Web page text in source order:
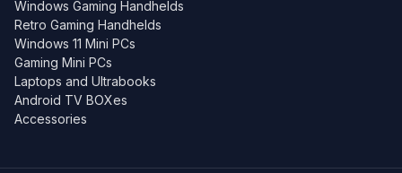
Windows Gaming Handhelds
Retro Gaming Handhelds
Windows 11 Mini PCs
Gaming Mini PCs
Laptops and Ultrabooks
Android TV BOXes
Accessories